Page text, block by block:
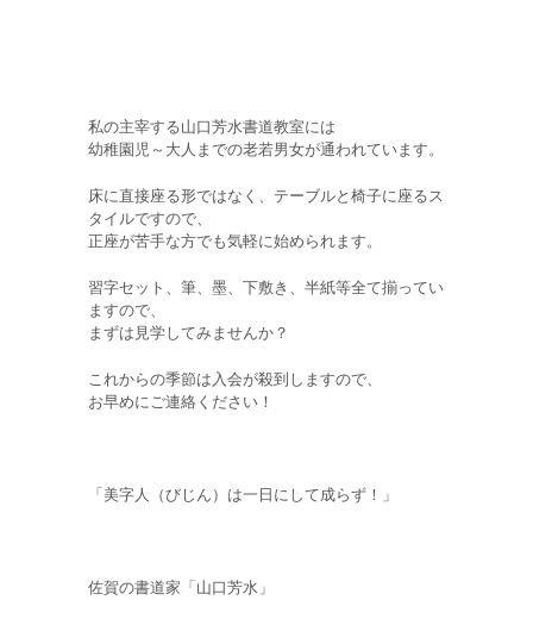
私の主宰する山口芳水書道教室には
幼稚園児～大人までの老若男女が通われています。
床に直接座る形ではなく、テーブルと椅子に座るス
タイルですので、
正座が苦手な方でも気軽に始められます。
習字セット、筆、墨、下敷き、半紙等全て揃ってい
ますので、
まずは見学してみませんか？
これからの季節は入会が殺到しますので、
お早めにご連絡ください！
「美字人（びじん）は一日にして成らず！」
佐賀の書道家「山口芳水」